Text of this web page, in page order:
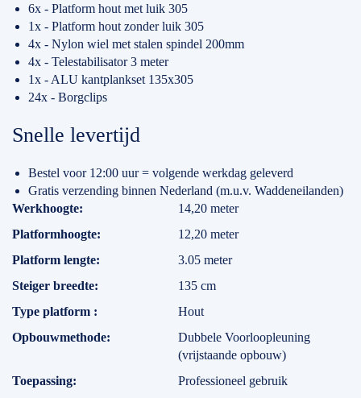
6x - Platform hout met luik 305
1x - Platform hout zonder luik 305
4x - Nylon wiel met stalen spindel 200mm
4x - Telestabilisator 3 meter
1x - ALU kantplankset 135x305
24x - Borgclips
Snelle levertijd
Bestel voor 12:00 uur = volgende werkdag geleverd
Gratis verzending binnen Nederland (m.u.v. Waddeneilanden)
Specificaties
Werkhoogte
14,20 meter
Platformhoogte
12,20 meter
Platform lengte
3.05 meter
Steiger breedte
135 cm
Type platform
Hout
Opbouwmethode
Dubbele Voorloopleuning
(vrijstaande opbouw)
Toepassing
Professioneel gebruik